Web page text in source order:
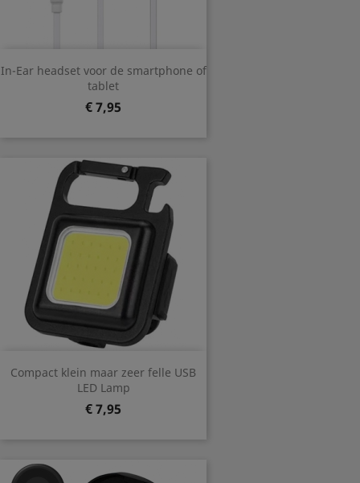
In-Ear headset voor de smartphone of
tablet
Prijs
€ 7,95
Compact klein maar zeer felle USB
LED Lamp
Prijs
€ 7,95